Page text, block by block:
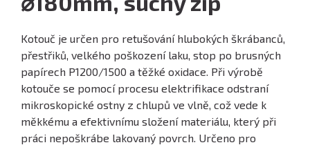
Kotouč je určen pro retušování hlubokých škrábanců,
přestřiků, velkého poškození laku, stop po brusných
papírech P1200/1500 a těžké oxidace. Při výrobě
kotouče se pomocí procesu elektrifikace odstraní
mikroskopické ostny z chlupů ve vlně, což vede k
měkkému a efektivnímu složení materiálu, který při
práci nepoškrábe lakovaný povrch. Určeno pro